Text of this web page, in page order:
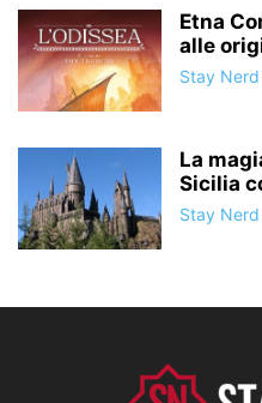
Etna
alle
Stay Nerd
La
Sicilia
Stay Nerd